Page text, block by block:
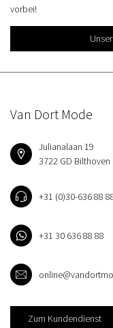
vorbei!
Van Dort Mode
Julianalaan 19
3722 GD Bilthoven
+31 (0)30-636 88
+31 30 636 88 88
Zum Kundendienst